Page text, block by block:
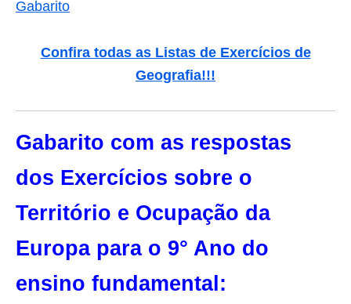
Gabarito
Confira todas as Listas de Exercícios de
Geografia!!!
Gabarito com as respostas
dos Exercícios sobre o
Território e Ocupação da
Europa para o 9° Ano do
ensino fundamental: